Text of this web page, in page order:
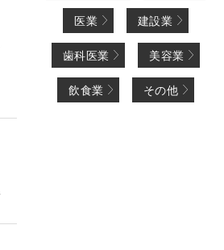
医業 建設業
歯科医業 美容業
飲食業 その他